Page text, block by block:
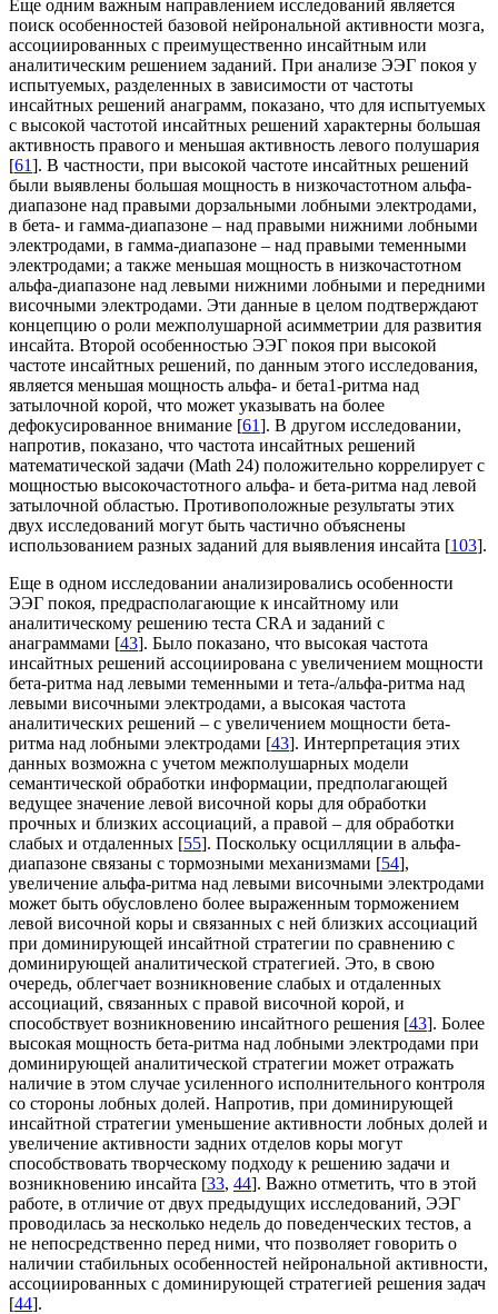
Еще одним важным направлением исследований является
поиск особенностей базовой нейрональной активности мозга,
ассоциированных с преимущественно инсайтным или
аналитическим решением заданий. При анализе ЭЭГ покоя у
испытуемых, разделенных в зависимости от частоты
инсайтных решений анаграмм, показано, что для испытуемых
с высокой частотой инсайтных решений характерны большая
активность правого и меньшая активность левого полушария
[61]. В частности, при высокой частоте инсайтных решений
были выявлены большая мощность в низкочастотном альфа-
диапазоне над правыми дорзальными лобными электродами,
в бета- и гамма-диапазоне – над правыми нижними лобными
электродами, в гамма-диапазоне – над правыми теменными
электродами; а также меньшая мощность в низкочастотном
альфа-диапазоне над левыми нижними лобными и передними
височными электродами. Эти данные в целом подтверждают
концепцию о роли межполушарной асимметрии для развития
инсайта. Второй особенностью ЭЭГ покоя при высокой
частоте инсайтных решений, по данным этого исследования,
является меньшая мощность альфа- и бета1-ритма над
затылочной корой, что может указывать на более
дефокусированное внимание [61]. В другом исследовании,
напротив, показано, что частота инсайтных решений
математической задачи (Math 24) положительно коррелирует с
мощностью высокочастотного альфа- и бета-ритма над левой
затылочной областью. Противоположные результаты этих
двух исследований могут быть частично объяснены
использованием разных заданий для выявления инсайта [103].
Еще в одном исследовании анализировались особенности
ЭЭГ покоя, предрасполагающие к инсайтному или
аналитическому решению теста CRA и заданий с
анаграммами [43]. Было показано, что высокая частота
инсайтных решений ассоциирована с увеличением мощности
бета-ритма над левыми теменными и тета-/альфа-ритма над
левыми височными электродами, а высокая частота
аналитических решений – с увеличением мощности бета-
ритма над лобными электродами [43]. Интерпретация этих
данных возможна с учетом межполушарных модели
семантической обработки информации, предполагающей
ведущее значение левой височной коры для обработки
прочных и близких ассоциаций, а правой – для обработки
слабых и отдаленных [55]. Поскольку осцилляции в альфа-
диапазоне связаны с тормозными механизмами [54],
увеличение альфа-ритма над левыми височными электродами
может быть обусловлено более выраженным торможением
левой височной коры и связанных с ней близких ассоциаций
при доминирующей инсайтной стратегии по сравнению с
доминирующей аналитической стратегией. Это, в свою
очередь, облегчает возникновение слабых и отдаленных
ассоциаций, связанных с правой височной корой, и
способствует возникновению инсайтного решения [43]. Более
высокая мощность бета-ритма над лобными электродами при
доминирующей аналитической стратегии может отражать
наличие в этом случае усиленного исполнительного контроля
со стороны лобных долей. Напротив, при доминирующей
инсайтной стратегии уменьшение активности лобных долей и
увеличение активности задних отделов коры могут
способствовать творческому подходу к решению задачи и
возникновению инсайта [33, 44]. Важно отметить, что в этой
работе, в отличие от двух предыдущих исследований, ЭЭГ
проводилась за несколько недель до поведенческих тестов, а
не непосредственно перед ними, что позволяет говорить о
наличии стабильных особенностей нейрональной активности,
ассоциированных с доминирующей стратегией решения задач
[44].